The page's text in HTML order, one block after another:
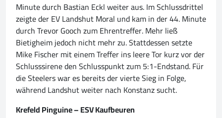
Minute durch Bastian Eckl weiter aus. Im Schlussdrittel
zeigte der EV Landshut Moral und kam in der 44. Minute
durch Trevor Gooch zum Ehrentreffer. Mehr ließ
Bietigheim jedoch nicht mehr zu. Stattdessen setzte
Mike Fischer mit einem Treffer ins leere Tor kurz vor der
Schlusssirene den Schlusspunkt zum 5:1-Endstand. Für
die Steelers war es bereits der vierte Sieg in Folge,
während Landshut weiter nach Konstanz sucht.
Krefeld Pinguine – ESV Kaufbeuren